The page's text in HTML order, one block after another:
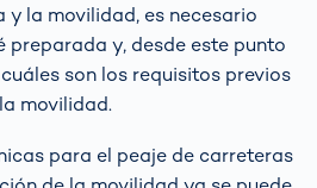
y la movilidad, es necesario
preparada y, desde este punto
son los requisitos previos
movilidad.
para el peaje de carreteras